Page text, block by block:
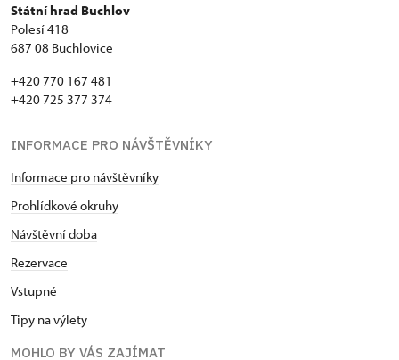
Státní hrad Buchlov
Polesí 418
687 08 Buchlovice
+420 770 167 481
+420 725 377 374
INFORMACE PRO NÁVŠTĚVNÍKY
Informace pro návštěvníky
Prohlídkové okruhy
Návštěvní doba
Rezervace
Vstupné
Tipy na výlety
MOHLO BY VÁS ZAJÍMAT